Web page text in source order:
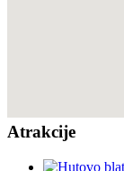
Atrakcije